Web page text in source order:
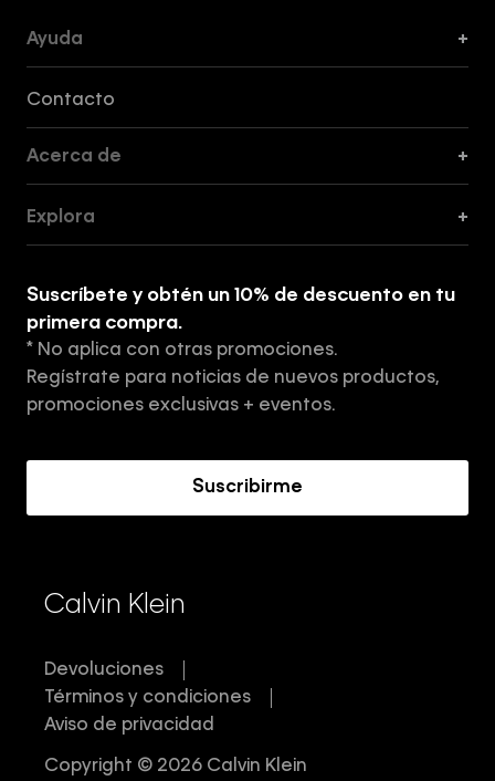
Ayuda +
Contacto
Acerca de +
Tiendas
Aviso de privacidad
Términos y Condiciones
Explora +
Suscríbete y obtén un 10% de descuento en tu
primera compra.
* No aplica con otras promociones.
Regístrate para noticias de nuevos productos,
promociones exclusivas + eventos.
Suscribirme
Calvin Klein
Devoluciones
Términos y condiciones
Aviso de privacidad
Copyright © 2026 Calvin Klein